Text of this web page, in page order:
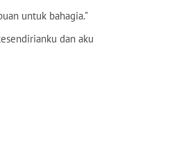
untuk bahagia."
dan aku